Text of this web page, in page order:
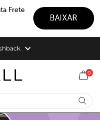
Frete
BAIXAR
compras.
0